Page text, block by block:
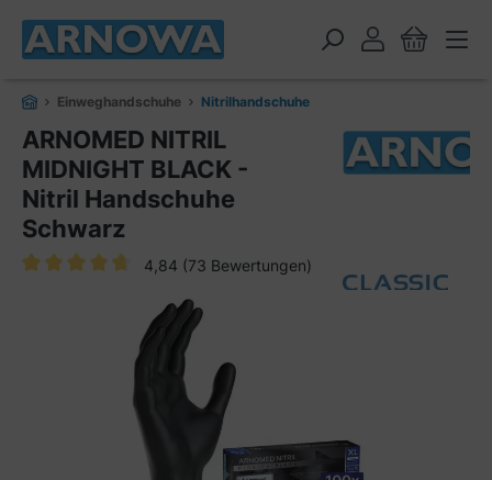
springen
Einweghandschuhe Nitrilhandschuhe
ARNOMED NITRIL
MIDNIGHT BLACK -
Nitril Handschuhe
Schwarz
Durchschnittliche Bewertung von 4.8 von 5 Sternen
4,84 (73 Bewertungen)
Bildergalerie überspringen